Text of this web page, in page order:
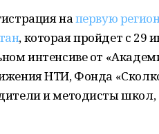
напервую
, которая пройдет с 29
интенсиве от
НТИ, Фонда
и методисты школ,